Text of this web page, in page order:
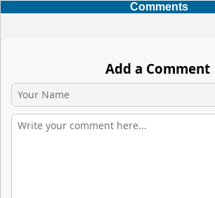
Comments
Add a Comment